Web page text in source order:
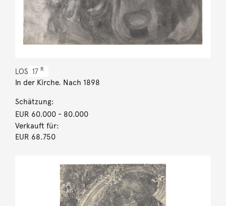
LOS 17 R
In der Kirche. Nach 1898
Schätzung:
EUR 60.000- 80.000
Verkauft für:
EUR 68.750